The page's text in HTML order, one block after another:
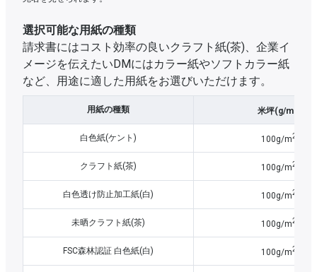
選択可能な用紙の種類
請求書にはコスト効率の良いクラフト紙(茶)、企業イ
メージを伝えたいDMにはカラー紙やソフトカラー紙
など、用途に適した用紙をお選びいただけます。
用紙の種類 米坪(g/m
白色紙(ケント) 100g/m2
クラフト紙(茶) 100g/m2
白色透け防止加工紙(白) 100g/m2
未晒クラフト紙(茶) 100g/m2
FSC森林認証 白色紙(白) 100g/m2